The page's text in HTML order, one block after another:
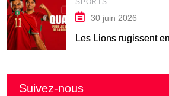
30 juin 2026
Les Lions rugissent
Suivez-nous